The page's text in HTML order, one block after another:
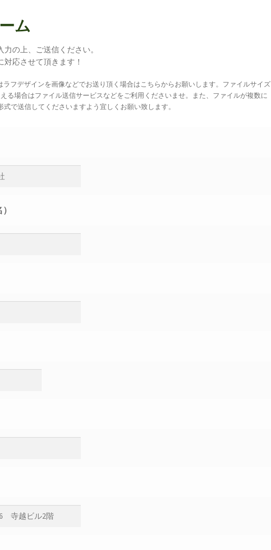
ム
の上、ご送信ください。
応させて頂きます！
ラフデザインを画像などでお送り頂く場合はこちらからお願いします。ファイルサイズ
る場合はファイル送信サービスなどをご利用くださいませ。また、ファイルが複数に
で送信してくださいますよう宜しくお願い致します。